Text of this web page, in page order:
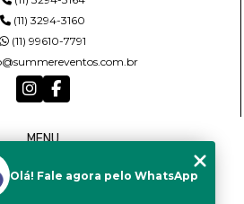
(11) 3294-3160
(11) 99610-7791
MENU
QUEM SOMOS
Olá! Fale agora pelo WhatsApp